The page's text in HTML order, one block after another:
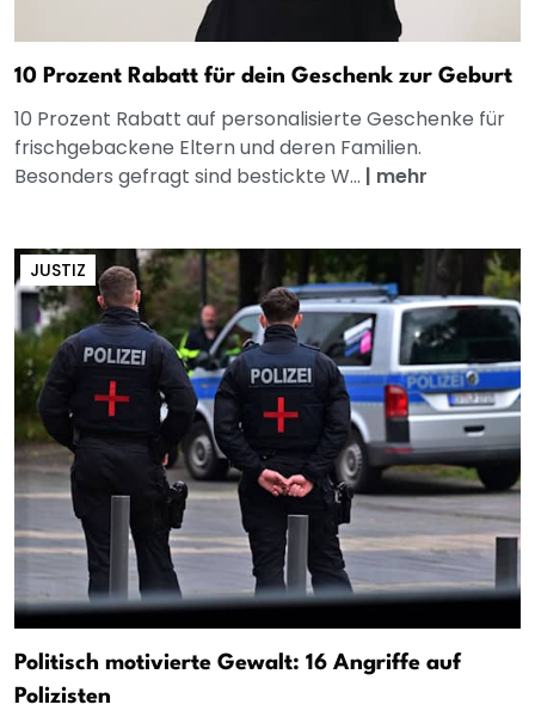
10 Prozent Rabatt für dein Geschenk zur Geburt
10 Prozent Rabatt auf personalisierte Geschenke für
frischgebackene Eltern und deren Familien.
Besonders gefragt sind bestickte W... | mehr
JUSTIZ
Politisch motivierte Gewalt: 16 Angriffe auf
Polizisten